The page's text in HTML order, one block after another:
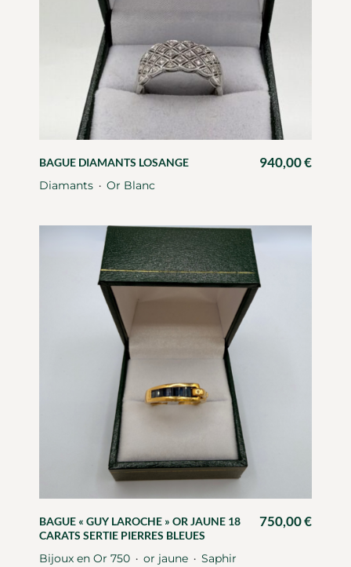
BAGUE DIAMANTS LOSANGE 940,00€
Diamants ・ Or Blanc
BAGUE « GUY LAROCHE » OR JAUNE 18
CARATS SERTIE PIERRES BLEUES
750,00€
Bijoux en Or 750 ・ or jaune ・ Saphir